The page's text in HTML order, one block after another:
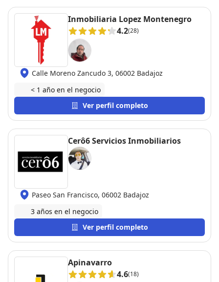
Inmobiliaria Lopez Montenegro
4.2(28)
Calle Moreno Zancudo 3, 06002 Badajoz
< 1 año en el negocio
Ver perfil completo
Cerô6 Servicios Inmobiliarios
Paseo San Francisco, 06002 Badajoz
3 años en el negocio
Ver perfil completo
Apinavarro
4.6(18)